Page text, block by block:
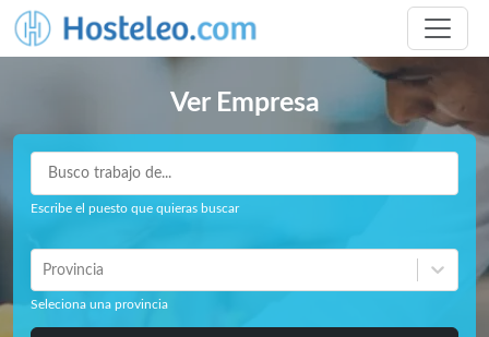
Ver Empresa
Escribe el puesto que quieras buscar
Provincia
Seleciona una provincia